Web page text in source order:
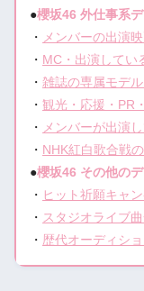
●櫻坂46 外仕事系
・ メンバーの出演
・ MC・出演してい
・雑誌の専属モデ
・観光・応援・PR
・ メンバーが出演
・ NHK紅白歌合戦
●櫻坂46 その他の
・ ヒット祈願キャ
・ スタジオライブ
・ 歴代オーディシ